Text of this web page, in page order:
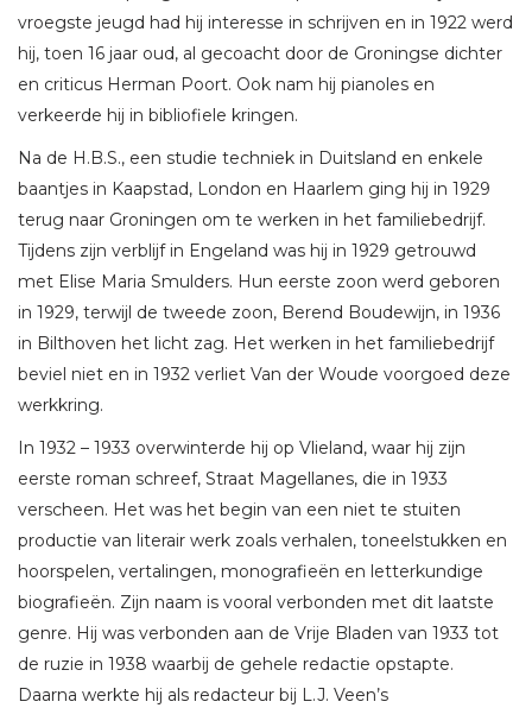
vroegste jeugd had hij interesse in schrijven en in 1922 werd
hij, toen 16 jaar oud, al gecoacht door de Groningse dichter
en criticus Herman Poort. Ook nam hij pianoles en
verkeerde hij in bibliofiele kringen.
Na de H.B.S., een studie techniek in Duitsland en enkele
baantjes in Kaapstad, London en Haarlem ging hij in 1929
terug naar Groningen om te werken in het familiebedrijf.
Tijdens zijn verblijf in Engeland was hij in 1929 getrouwd
met Elise Maria Smulders. Hun eerste zoon werd geboren
in 1929, terwijl de tweede zoon, Berend Boudewijn, in 1936
in Bilthoven het licht zag. Het werken in het familiebedrijf
beviel niet en in 1932 verliet Van der Woude voorgoed deze
werkkring.
In 1932 – 1933 overwinterde hij op Vlieland, waar hij zijn
eerste roman schreef, Straat Magellanes, die in 1933
verscheen. Het was het begin van een niet te stuiten
productie van literair werk zoals verhalen, toneelstukken en
hoorspelen, vertalingen, monografieën en letterkundige
biografieën. Zijn naam is vooral verbonden met dit laatste
genre. Hij was verbonden aan de Vrije Bladen van 1933 tot
de ruzie in 1938 waarbij de gehele redactie opstapte.
Daarna werkte hij als redacteur bij L.J. Veen’s